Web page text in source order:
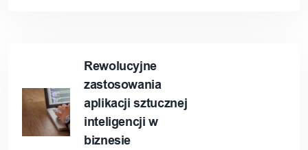
Rewolucyjne
zastosowania
aplikacji sztucznej
inteligencji w
biznesie